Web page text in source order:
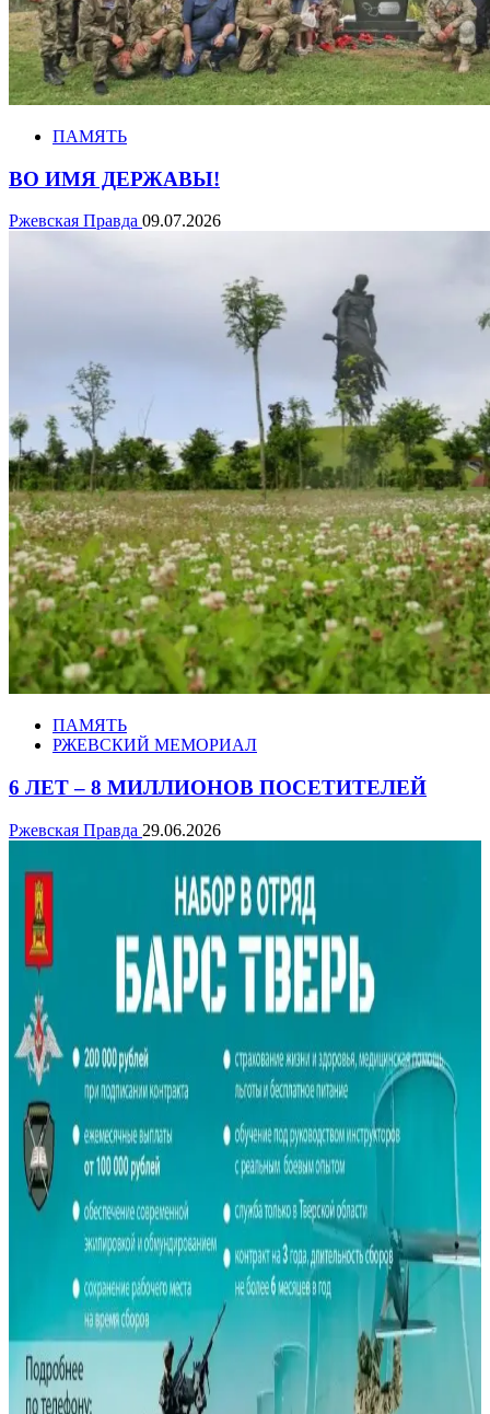
ПАМЯТЬ
ВО ИМЯ ДЕРЖАВЫ!
Ржевская Правда 09.07.2026
ПАМЯТЬ
РЖЕВСКИЙ МЕМОРИАЛ
6 ЛЕТ – 8 МИЛЛИОНОВ ПОСЕТИТЕЛЕЙ
Ржевская Правда 29.06.2026